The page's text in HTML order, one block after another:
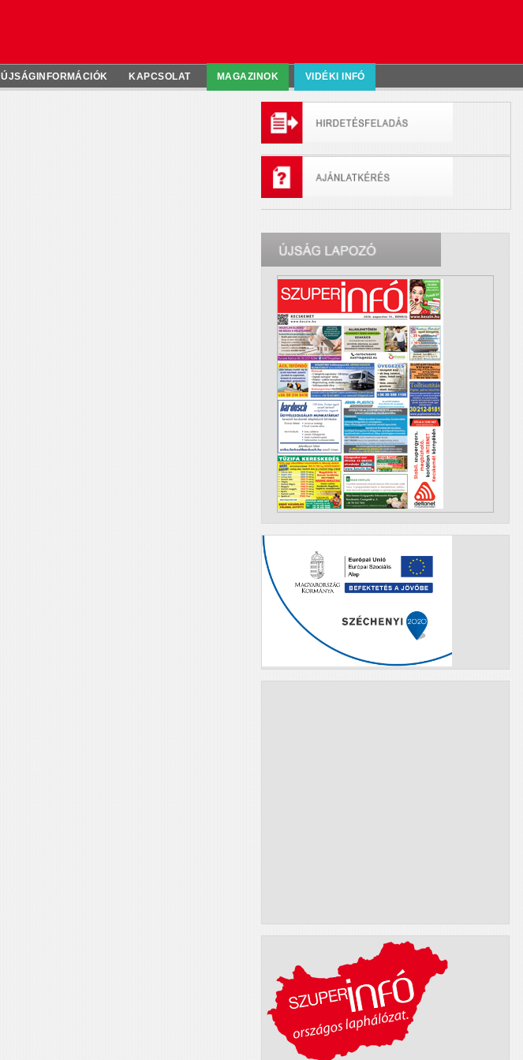
ÚJSÁGINFORMÁCIÓK KAPCSOLAT MAGAZINOK VIDÉKI INFÓ